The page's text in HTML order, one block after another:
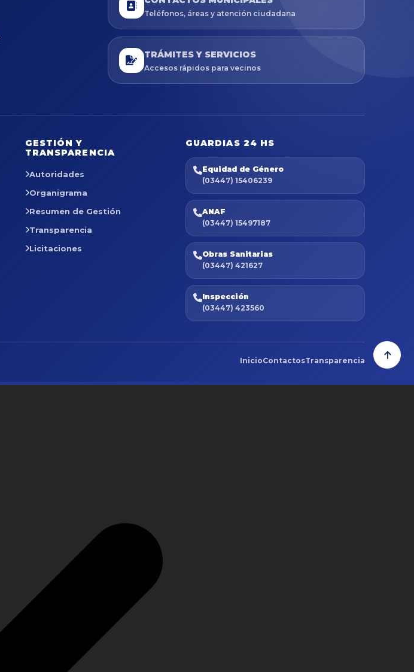
Teléfonos, áreas y atención ciudadana
TRÁMITES Y SERVICIOS
Accesos rápidos para vecinos
GESTIÓN Y
TRANSPARENCIA
Autoridades
Organigrama
Resumen de Gestión
Transparencia
Licitaciones
GUARDIAS 24 HS
Equidad de Género
(03447) 15406239
ANAF
(03447) 15497187
Obras Sanitarias
(03447) 421627
Inspección
(03447) 423560
InicioContactosTransparencia